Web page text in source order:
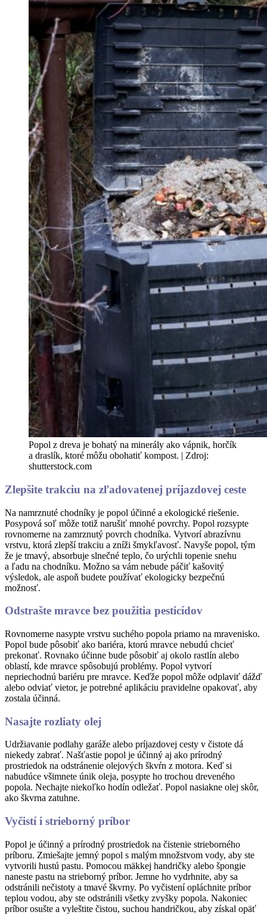
Popol z dreva je bohatý na minerály ako vápnik, horčík
a draslík, ktoré môžu obohatiť kompost. | Zdroj:
shutterstock.com
Zlepšite trakciu na zľadovatenej príjazdovej ceste
Na namrznuté chodníky je popol účinné a ekologické riešenie.
Posypová soľ môže totiž narušiť mnohé povrchy. Popol rozsypte
rovnomerne na zamrznutý povrch chodníka. Vytvorí abrazívnu
vrstvu, ktorá zlepší trakciu a zníži šmykľavosť. Navyše popol, tým
že je tmavý, absorbuje slnečné teplo, čo urýchli topenie snehu
a ľadu na chodníku. Možno sa vám nebude páčiť kašovitý
výsledok, ale aspoň budete používať ekologicky bezpečnú
možnosť.
Odstrašte mravce bez použitia pesticídov
Rovnomerne nasypte vrstvu suchého popola priamo na mravenisko.
Popol bude pôsobiť ako bariéra, ktorú mravce nebudú chcieť
prekonať. Rovnako účinne bude pôsobiť aj okolo rastlín alebo
oblastí, kde mravce spôsobujú problémy. Popol vytvorí
nepriechodnú bariéru pre mravce. Keďže popol môže odplaviť dážď
alebo odviať vietor, je potrebné aplikáciu pravidelne opakovať, aby
zostala účinná.
Nasajte rozliaty olej
Udržiavanie podlahy garáže alebo príjazdovej cesty v čistote dá
niekedy zabrať. Našťastie popol je účinný aj ako prírodný
prostriedok na odstránenie olejových škvŕn z motora. Keď si
nabudúce všimnete únik oleja, posypte ho trochou dreveného
popola. Nechajte niekoľko hodín odležať. Popol nasiakne olej skôr,
ako škvrna zatuhne.
Vyčistí i strieborný príbor
Popol je účinný a prírodný prostriedok na čistenie strieborného
príboru. Zmiešajte jemný popol s malým množstvom vody, aby ste
vytvorili hustú pastu. Pomocou mäkkej handričky alebo špongie
naneste pastu na strieborný príbor. Jemne ho vydrhnite, aby sa
odstránili nečistoty a tmavé škvrny. Po vyčistení opláchnite príbor
teplou vodou, aby ste odstránili všetky zvyšky popola. Nakoniec
príbor osušte a vyleštite čistou, suchou handričkou, aby získal opäť